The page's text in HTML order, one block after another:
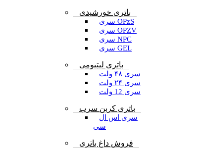
باتری خورشیدی
سری OPzS
سری OPZV
سری NPC
سری GEL
باتری لیتیومی
سری ۴۸ ولت
سری ۲۴ ولت
سری 12 ولت
باتری کربن سرب
سری اس ال
سی
فروش داغ باتری